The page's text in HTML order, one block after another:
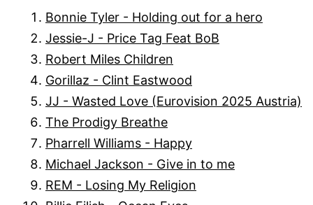
Bonnie Tyler - Holding out for a hero
Jessie-J - Price Tag Feat BoB
Robert Miles Children
Gorillaz - Clint Eastwood
JJ - Wasted Love (Eurovision 2025 Austria)
The Prodigy Breathe
Pharrell Williams - Happy
Michael Jackson - Give in to me
REM - Losing My Religion